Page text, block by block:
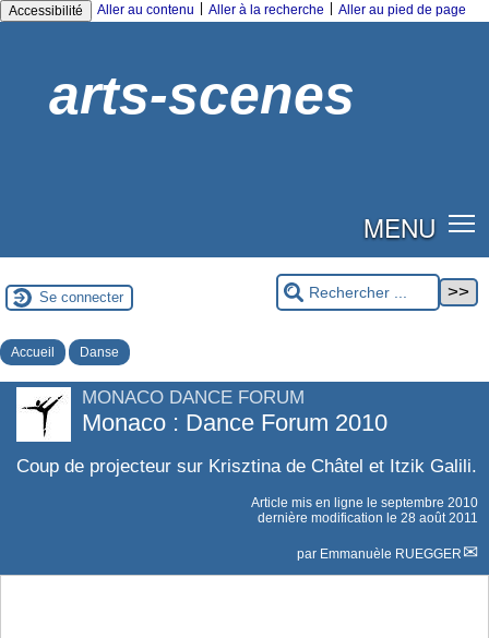
Accessibilité Aller au contenu Aller à la recherche Aller au pied de page
arts-scenes
MENU
Se connecter
Accueil Danse
MONACO DANCE FORUM
Monaco : Dance Forum 2010
Coup de projecteur sur Krisztina de Châtel et Itzik Galili.
Article mis en ligne le septembre 2010
dernière modification le 28 août 2011
par Emmanuèle RUEGGER